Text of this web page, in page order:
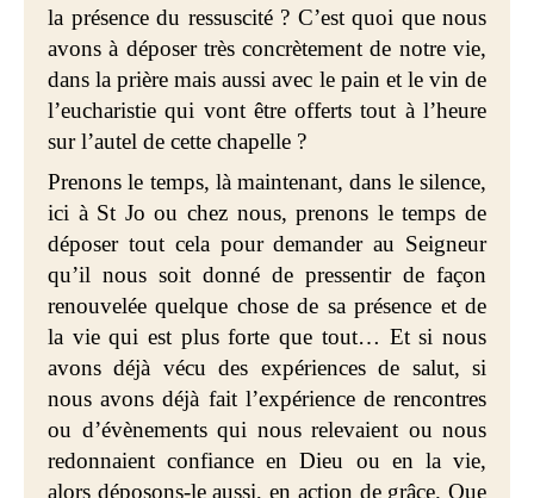
la présence du ressuscité ? C’est quoi que nous
avons à déposer très concrètement de notre vie,
dans la prière mais aussi avec le pain et le vin de
l’eucharistie qui vont être offerts tout à l’heure
sur l’autel de cette chapelle ?
Prenons le temps, là maintenant, dans le silence,
ici à St Jo ou chez nous, prenons le temps de
déposer tout cela pour demander au Seigneur
qu’il nous soit donné de pressentir de façon
renouvelée quelque chose de sa présence et de
la vie qui est plus forte que tout… Et si nous
avons déjà vécu des expériences de salut, si
nous avons déjà fait l’expérience de rencontres
ou d’évènements qui nous relevaient ou nous
redonnaient confiance en Dieu ou en la vie,
alors déposons-le aussi, en action de grâce. Que